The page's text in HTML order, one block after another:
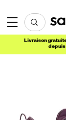
Livraison
depuis